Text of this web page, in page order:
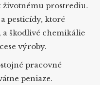
prostrediu.
pesticídy, ktoré
škodlivé chemikálie
výroby.
pracovné
peniaze.